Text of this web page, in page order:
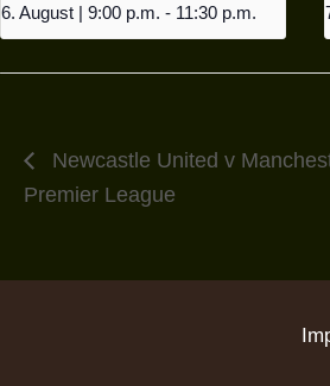
6. August | 9:00 p.m. - 11:30 p.m.
Newcastle United v
Premier League